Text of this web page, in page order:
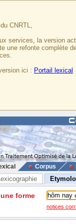
CNRTL,
services, la version
une refonte complète
ici : Portail lexical
Corpus
forme
notices